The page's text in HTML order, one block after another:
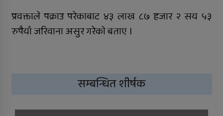
अपाङ्गता भएकी छात्राको शिक्षाबाट बन्चित
सुर्खेतमा लागुऔषधविरुद्ध सचेतना
प्रवक्ताले पक्राउ परेकाबाट ४३ लाख ८७ हजार २ सय ५३
रुपैयाँ जरिवाना असुर गरेकाे बताए ।
सम्बन्धित शीर्षक